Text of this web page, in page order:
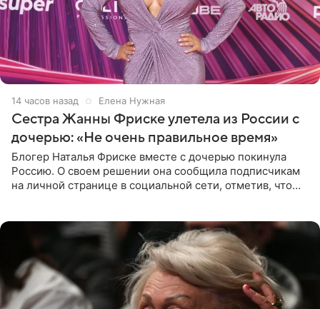
14 часов назад Елена Нужная
Сестра Жанны Фриске улетела из России с
дочерью: «Не очень правильное время»
Блогер Наталья Фриске вместе с дочерью покинула
Россию. О своем решении она сообщила подписчикам
на личной странице в социальной сети, отметив, что